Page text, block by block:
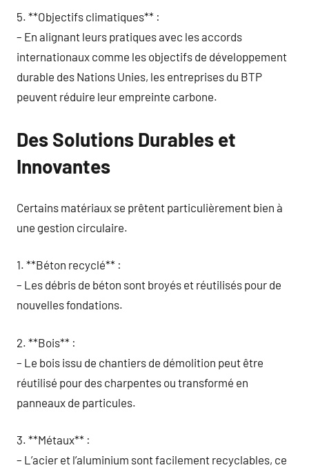
5. **Objectifs climatiques** :
– En alignant leurs pratiques avec les accords
internationaux comme les objectifs de développement
durable des Nations Unies, les entreprises du BTP
peuvent réduire leur empreinte carbone.
Des Solutions Durables et
Innovantes
Certains matériaux se prêtent particulièrement bien à
une gestion circulaire.
1. **Béton recyclé** :
– Les débris de béton sont broyés et réutilisés pour de
nouvelles fondations.
2. **Bois** :
– Le bois issu de chantiers de démolition peut être
réutilisé pour des charpentes ou transformé en
panneaux de particules.
3. **Métaux** :
– L’acier et l’aluminium sont facilement recyclables, ce